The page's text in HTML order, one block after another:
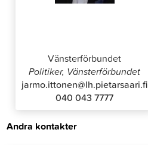
Vänsterförbundet
Politiker, Vänsterförbundet
jarmo.ittonen@lh.pietarsaari.fi
040 043 7777
Andra kontakter